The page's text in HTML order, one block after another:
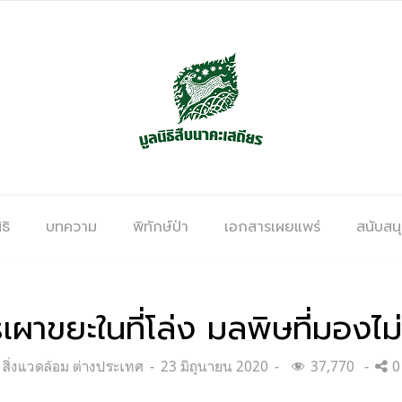
บทความ พิทักษ์ป่า เอกสารเผยแพร่ สนับส
ผาขยะในที่โล่ง มลพิษที่มองไ
Categories:
สิ่งแวดล้อม ต่างประเทศ
Posted
23 มิถุนายน 2020 37,770 0